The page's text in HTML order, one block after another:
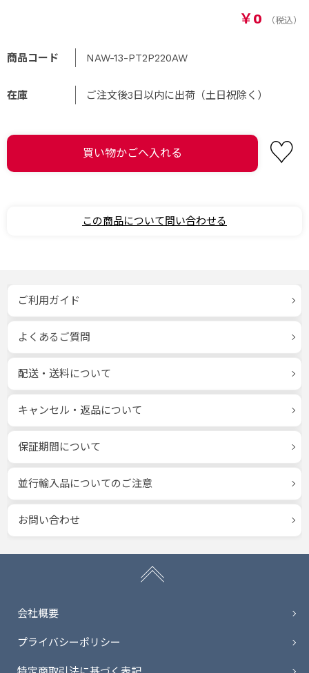
￥0
商品コード NAW-13-PT2P220AW
在庫 ご注文後3日以内に出荷（土日祝除く）
この商品について問い合わせる
ご利用ガイド
よくあるご質問
配送・送料について
キャンセル・返品について
保証期間について
並行輸入品についてのご注意
お問い合わせ
会社概要
プライバシーポリシー